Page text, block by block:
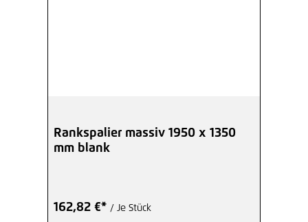
Rankspalier massiv 1950 x 1350
mm blank
162,82 €* / Je Stück